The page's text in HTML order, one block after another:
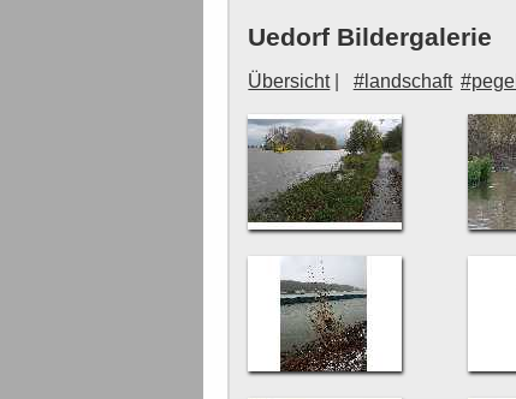
Uedorf Bildergalerie
Übersicht #landschaft #pegel